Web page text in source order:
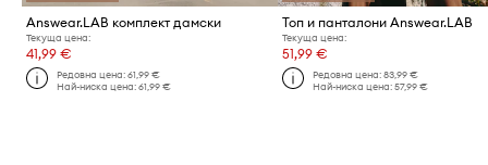
Answear.LAB комплект дамски
Текуща цена:
41,99 €
Редовна цена:61,99 €
Най-ниска цена:61,99 €
Топ и панталони Answear.LAB
Текуща цена:
51,99 €
Редовна цена: 83,99 €
Най-ниска цена: 57,99 €